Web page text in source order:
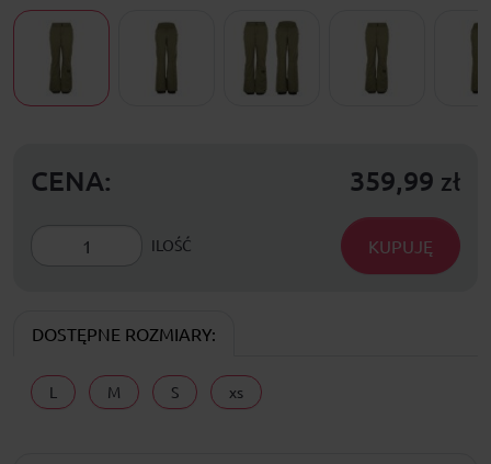
CENA: 359,99 zł
ILOŚĆ KUPUJĘ
DOSTĘPNE ROZMIARY:
L M S xs